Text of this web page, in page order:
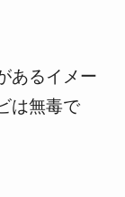
あるイメー
は無毒で